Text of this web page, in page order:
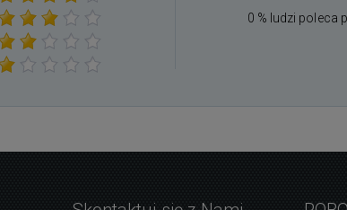
0 % ludzi poleca